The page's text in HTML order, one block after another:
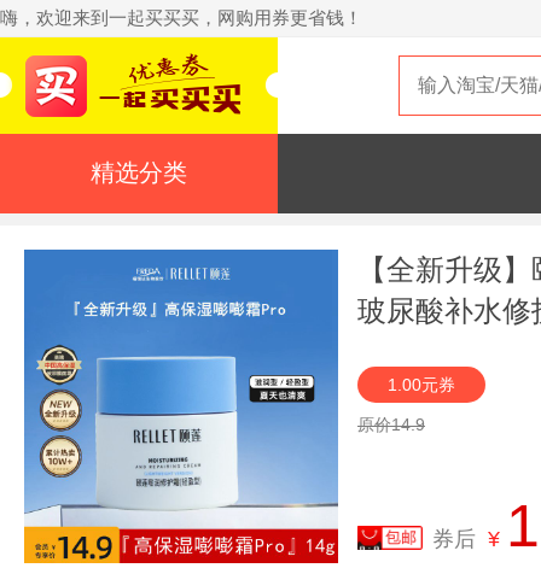
嗨，欢迎来到一起买买买，网购用券更省钱！
精选分类
【全新升级
玻尿酸补水修
1.00元券
原价14.9
券后 ¥